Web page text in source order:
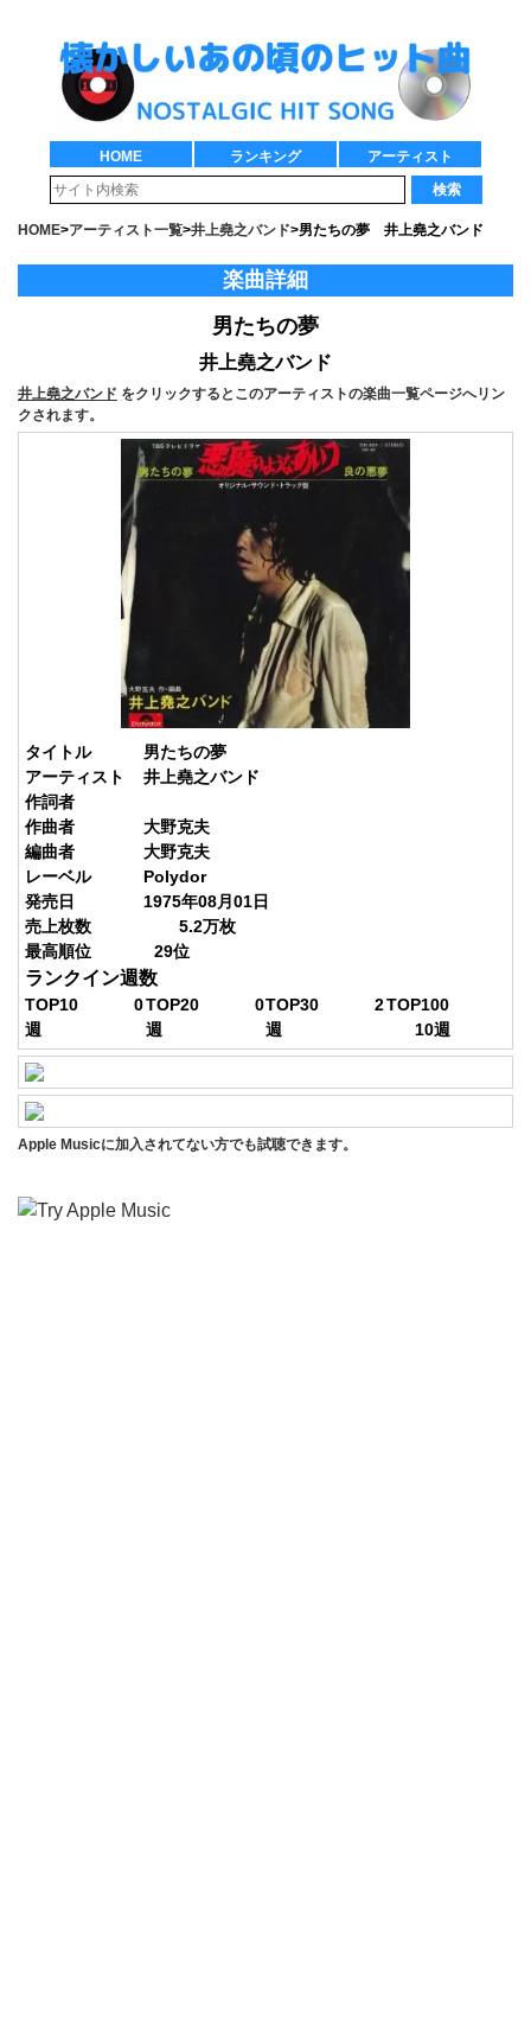
HOME ランキング
アーティスト
検索
HOME>アーティスト一覧>井上堯之バンド>男たちの夢 井上堯之バンド
楽曲詳細
男たちの夢
井上堯之バンド
井上堯之バンド をクリックするとこのアーティストの楽曲一覧ページへリン
クされます。
タイトル
男たちの夢
アーティスト
井上堯之バンド
作詞者
作曲者
大野克夫
編曲者
大野克夫
レーベル
Polydor
発売日
1975年08月01日
売上枚数
5.2万枚
最高順位
29位
ランクイン週数
TOP10
0
週
TOP20
0
週
TOP30
2
週
TOP100
10週
Apple Musicに加入されてない方でも試聴できます。